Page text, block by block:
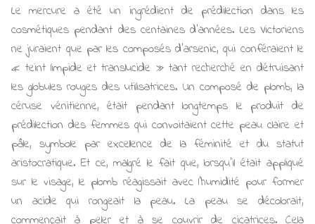
Le mercure a été un ingrédient de prédilection dans les
cosmétiques pendant des centaines d'années. Les Victoriens
ne juraient que par les composés d'arsenic, qui conféraient le
« teint limpide et translucide » tant recherché en détruisant
les globules rouges des utilisatrices. Un composé de plomb, la
céruse vénitienne, était pendant longtemps le produit de
prédilection des femmes qui convoitaient cette peau claire et
pâle, symbole par excellence de la féminité et du statut
aristocratique. Et ce, malgré le fait que, lorsqu’il était appliqué
sur le visage, le plomb réagissait avec l’humidité pour former
un acide qui rongeait la peau. La peau se décolorait,
commençait à peler et à se couvrir de cicatrices. Cela